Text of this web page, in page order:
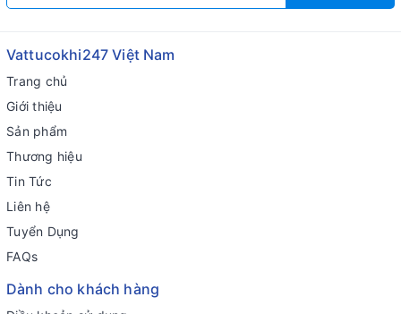
Vattucokhi247 Việt Nam
Trang chủ
Giới thiệu
Sản phẩm
Thương hiệu
Tin Tức
Liên hệ
Tuyển Dụng
FAQs
Dành cho khách hàng